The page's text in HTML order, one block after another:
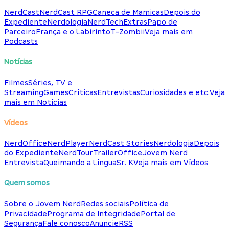
NerdCastNerdCast RPGCaneca de MamicasDepois do
ExpedienteNerdologiaNerdTechExtrasPapo de
ParceiroFrança e o LabirintoT-ZombiiVeja mais em
Podcasts
Notícias
FilmesSéries, TV e
StreamingGamesCríticasEntrevistasCuriosidades e etc.Veja
mais em Notícias
Vídeos
NerdOfficeNerdPlayerNerdCast StoriesNerdologiaDepois
do ExpedienteNerdTourTrailerOfficeJovem Nerd
EntrevistaQueimando a LínguaSr. KVeja mais em Vídeos
Quem somos
Sobre o Jovem NerdRedes sociaisPolítica de
PrivacidadePrograma de IntegridadePortal de
SegurançaFale conoscoAnuncieRSS